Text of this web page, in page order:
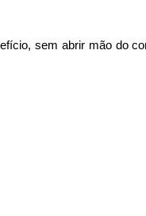
sem abrir mão do